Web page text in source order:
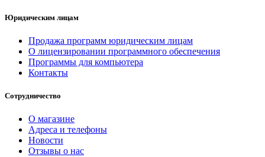
Юридическим лицам
Продажа программ юридическим лицам
О лицензировании программного обеспечения
Программы для компьютера
Контакты
Сотрудничество
О магазине
Адреса и телефоны
Новости
Отзывы о нас